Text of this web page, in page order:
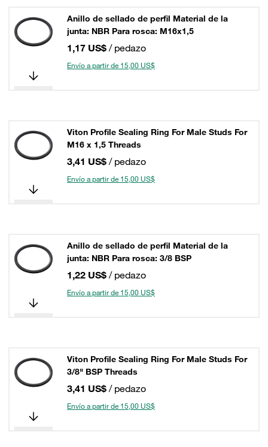
Anillo de sellado de perfil Material de la
junta: NBR Para rosca: M16x1,5
1,17 US$ / pedazo
Envío a partir de 15,00 US$
Viton Profile Sealing Ring For Male Studs For
M16 x 1,5 Threads
3,41 US$ / pedazo
Envío a partir de 15,00 US$
Anillo de sellado de perfil Material de la
junta: NBR Para rosca: 3/8 BSP
1,22 US$ / pedazo
Envío a partir de 15,00 US$
Viton Profile Sealing Ring For Male Studs For
3/8" BSP Threads
3,41 US$ / pedazo
Envío a partir de 15,00 US$